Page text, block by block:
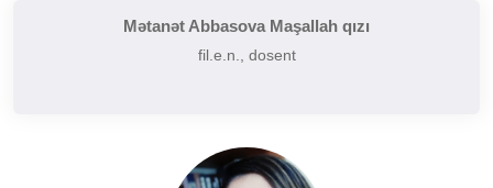
Mətanət Abbasova Maşallah qızı
fil.e.n., dosent